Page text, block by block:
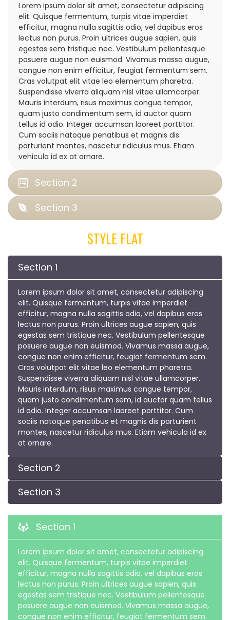
Lorem ipsum dolor sit amet, consectetur adipiscing
elit. Quisque fermentum, turpis vitae imperdiet
efficitur, magna nulla sagittis odio, vel dapibus eros
lectus non purus. Proin ultrices augue sapien, quis
egestas sem tristique nec. Vestibulum pellentesque
posuere augue non euismod. Vivamus massa augue,
congue non enim efficitur, feugiat fermentum sem.
Cras volutpat elit vitae leo elementum pharetra.
Suspendisse viverra aliquam nisl vitae ullamcorper.
Mauris interdum, risus maximus congue tempor,
quam justo condimentum sem, id auctor quam
tellus id odio. Integer accumsan laoreet porttitor.
Cum sociis natoque penatibus et magnis dis
parturient montes, nascetur ridiculus mus. Etiam
vehicula id ex at ornare.
Section 2
Section 3
STYLE FLAT
Section 1
Lorem ipsum dolor sit amet, consectetur adipiscing
elit. Quisque fermentum, turpis vitae imperdiet
efficitur, magna nulla sagittis odio, vel dapibus eros
lectus non purus. Proin ultrices augue sapien, quis
egestas sem tristique nec. Vestibulum pellentesque
posuere augue non euismod. Vivamus massa augue,
congue non enim efficitur, feugiat fermentum sem.
Cras volutpat elit vitae leo elementum pharetra.
Suspendisse viverra aliquam nisl vitae ullamcorper.
Mauris interdum, risus maximus congue tempor,
quam justo condimentum sem, id auctor quam tellus
id odio. Integer accumsan laoreet porttitor. Cum
sociis natoque penatibus et magnis dis parturient
montes, nascetur ridiculus mus. Etiam vehicula id ex
at ornare.
Section 2
Section 3
Section 1
Lorem ipsum dolor sit amet, consectetur adipiscing
elit. Quisque fermentum, turpis vitae imperdiet
efficitur, magna nulla sagittis odio, vel dapibus eros
lectus non purus. Proin ultrices augue sapien, quis
egestas sem tristique nec. Vestibulum pellentesque
posuere augue non euismod. Vivamus massa augue,
congue non enim efficitur, feugiat fermentum sem.